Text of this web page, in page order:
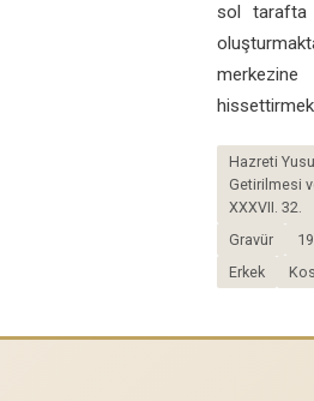
sol tarafta
merkezine
Hazreti
Getirilmesi
XXXVII. 32.
Gravür
Erkek